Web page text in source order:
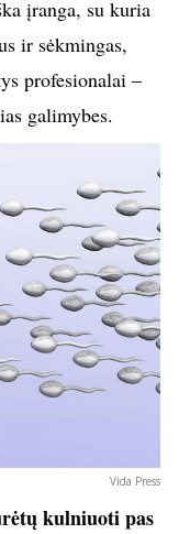
įranga, su kuria
ir sėkmingas,
profesionalai –
galimybes.
Vida Press
kulniuoti pas